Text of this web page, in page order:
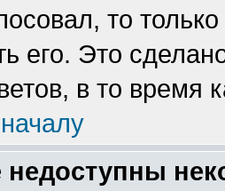
то
его. Это
в то время
недоступны